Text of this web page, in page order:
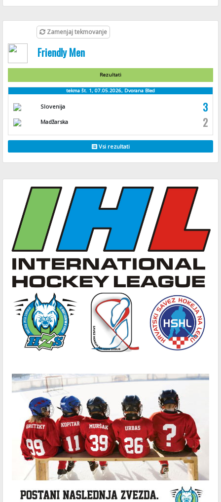
Zamenjaj tekmovanje
Friendly Men
Rezultati
tekma št. 1, 07.05.2026, Dvorana Bled
Slovenija 3
Madžarska 2
Vsi rezultati